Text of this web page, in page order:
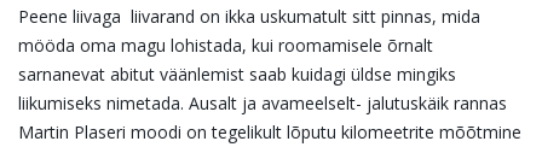
Peene liivaga liivarand on ikka uskumatult sitt pinnas, mida
mööda oma magu lohistada, kui roomamisele õrnalt
sarnanevat abitut väänlemist saab kuidagi üldse mingiks
liikumiseks nimetada. Ausalt ja avameelselt- jalutuskäik rannas
Martin Plaseri moodi on tegelikult lõputu kilomeetrite mõõtmine